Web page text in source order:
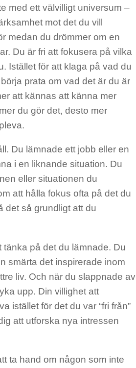
med ett välvilligt universum –
mot det du vill
medan du drömmer om en
Du är fri att fokusera på vilka
Istället för att klaga på vad du
prata om vad det är du är
att kännas att känna mer
du gör det, desto mer
Du lämnade ett jobb eller en
i en liknande situation. Du
eller situationen du
att hålla fokus ofta på det du
det så grundligt att du
på det du lämnade. Du
smärta det inspirerade inom
liv. Och när du slappnade av
upp. Din villighet att
istället för det du var “fri från”
att utforska nya intressen
ta hand om någon som inte